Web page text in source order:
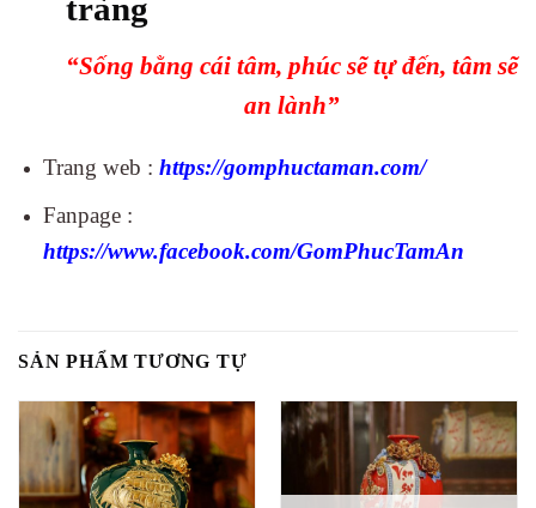
tràng
“Sống bằng cái tâm, phúc sẽ tự đến, tâm sẽ
an lành”
Trang web : https://gomphuctaman.com/
Fanpage :
https://www.facebook.com/GomPhucTamAn
SẢN PHẨM TƯƠNG TỰ